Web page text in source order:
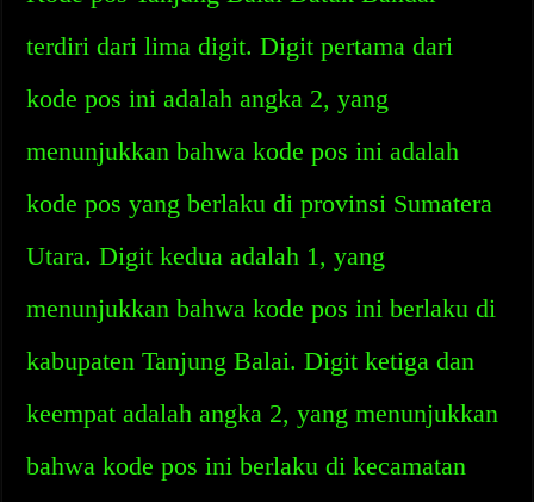
terdiri dari lima digit. Digit pertama dari
kode pos ini adalah angka 2, yang
menunjukkan bahwa kode pos ini adalah
kode pos yang berlaku di provinsi Sumatera
Utara. Digit kedua adalah 1, yang
menunjukkan bahwa kode pos ini berlaku di
kabupaten Tanjung Balai. Digit ketiga dan
keempat adalah angka 2, yang menunjukkan
bahwa kode pos ini berlaku di kecamatan